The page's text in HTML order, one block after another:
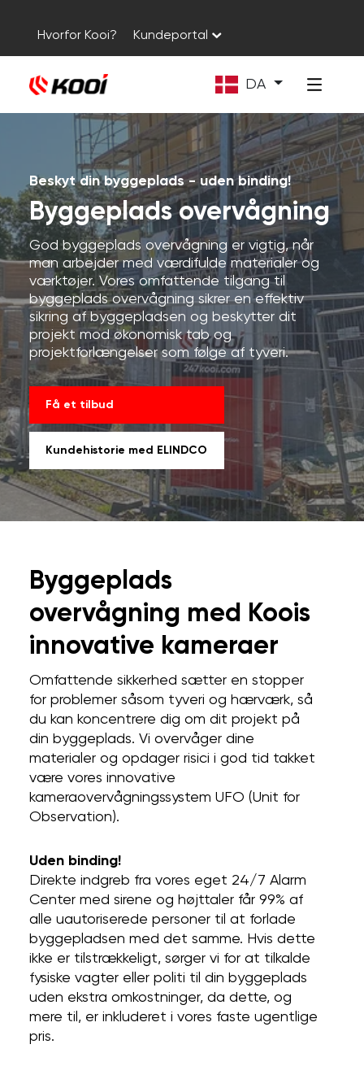
Hvorfor Kooi? Kundeportal
DA
Beskyt din byggeplads - uden binding!
Byggeplads overvågning
God byggeplads overvågning er vigtig, når
man arbejder med værdifulde materialer og
værktøjer. Vores omfattende tilgang til
byggeplads overvågning sikrer en effektiv
sikring af byggepladsen og beskytter dit
projekt mod økonomisk tab og
projektforlængelser som følge af tyveri.
Få et tilbud
Kundehistorie med ELINDCO
Byggeplads
overvågning med Koois
innovative kameraer
Omfattende sikkerhed sætter en stopper
for problemer såsom tyveri og hærværk, så
du kan koncentrere dig om dit projekt på
din byggeplads. Vi overvåger dine
materialer og opdager risici i god tid takket
være vores innovative
kameraovervågningssystem UFO (Unit for
Observation).
Uden binding!
Direkte indgreb fra vores eget 24/7 Alarm
Center med sirene og højttaler får 99% af
alle uautoriserede personer til at forlade
byggepladsen med det samme. Hvis dette
ikke er tilstrækkeligt, sørger vi for at tilkalde
fysiske vagter eller politi til din byggeplads
uden ekstra omkostninger, da dette, og
mere til, er inkluderet i vores faste ugentlige
pris.